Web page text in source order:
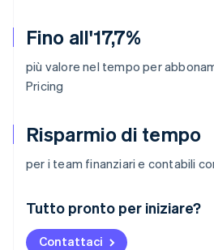
Fino all'17,7%
più valore nel tempo per
Pricing
Risparmio di tempo
per i team finanziari e contabili
Tutto pronto per iniziare?
Contattaci
Australia
English
Austria